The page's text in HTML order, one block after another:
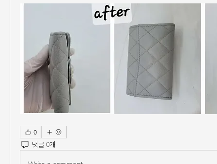
0
댓글 0개